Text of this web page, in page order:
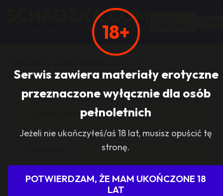
18+
Serwis zawiera materiały erotyczne
przeznaczone wyłącznie dla osób
pełnoletnich
Jeżeli nie ukończyłeś/aś 18 lat, musisz opuścić tę
stronę.
POTWIERDZAM, ŻE MAM UKOŃCZONE 18
LAT
SCHADZKA.COM
267 061 anonsów, 352 035 użytkowników, działa
To ogłoszenie nie jest już aktywne w
naszej bazie danych.
ID OGŁOSZENIA